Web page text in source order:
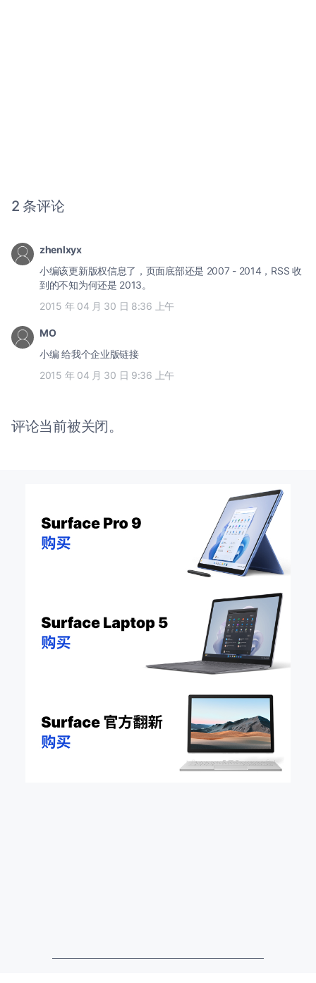
2 条评论
zhenlxyx
小编该更新版权信息了，页面底部还是 2007 - 2014，RSS 收
到的不知为何还是 2013。
2015 年 04 月 30 日 8:36 上午
MO
小编 给我个企业版链接
2015 年 04 月 30 日 9:36 上午
评论当前被关闭。